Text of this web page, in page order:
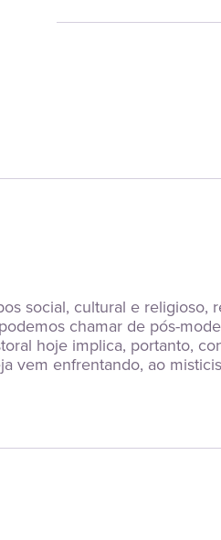
social, cultural e
chamar de pós-
hoje implica, portanto,
vem enfrentando, ao